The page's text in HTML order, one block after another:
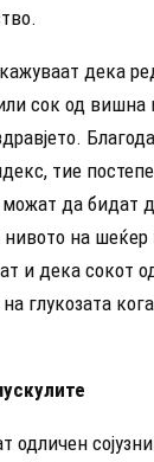
дека
сок од
тие
да бидат
на шеќер
и дека сокот
глукозата